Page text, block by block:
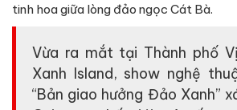
tinh hoa giữa lòng đảo ngọc Cát Bà.
Vừa ra mắt tại Thành phố
Xanh Island, show nghệ
“Bản giao hưởng Đảo Xanh”